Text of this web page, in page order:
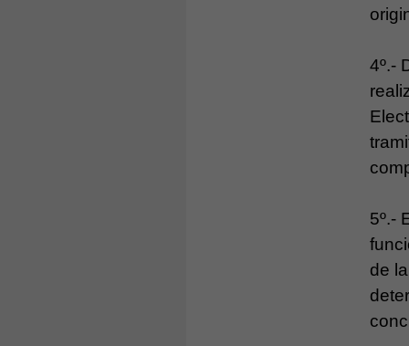
4º.-
5º.-
de